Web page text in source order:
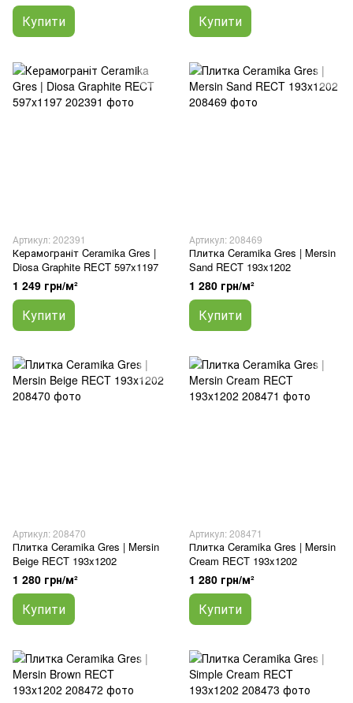
Купити Купити
Артикул: 202391
Керамограніт Ceramika Gres |
Diosa Graphite RECT 597x1197
1 249 грн/м²
Купити
Артикул: 208469
Плитка Ceramika Gres | Mersin
Sand RECT 193x1202
1 280 грн/м²
Купити
Артикул: 208470
Плитка Ceramika Gres | Mersin
Beige RECT 193x1202
1 280 грн/м²
Купити
Артикул: 208471
Плитка Ceramika Gres | Mersin
Cream RECT 193x1202
1 280 грн/м²
Купити